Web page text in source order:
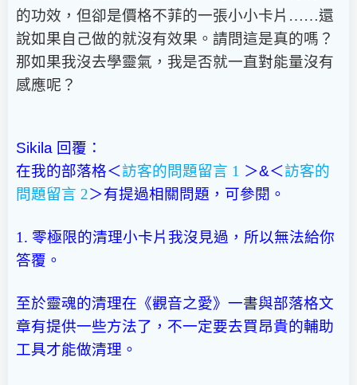
的功效，但卻是價格不菲的一張小小卡片……還
說如果自己做的就沒有效果。請問這是真的嗎？
那如果我沒去學靈氣，我是否就一直對能量沒有
感應呢？
Sikila 回覆：
在我的部落格＜訪客的問題留言 1 ＞&＜訪客的
問題留言 2＞有提過相關問題，可參閱。
1. 零極限的清理小卡片我沒見過，所以無法給你
答覆。
至於靈魂的清理在《觀音之愛》一書與部落格文
章有提供一些方法了，不一定要去買昂貴的輔助
工具才能做清理。